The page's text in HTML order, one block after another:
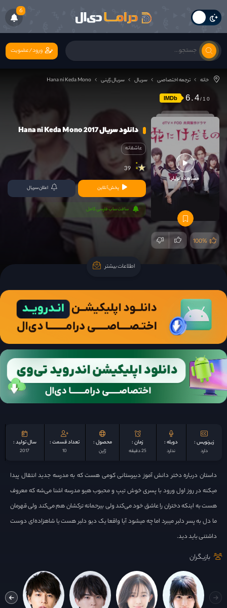
6
ورود/عضویت
خانه ترجمه اختصاصی سریال سریال ژاپنی Hana ni Keda Mono
IMDb 6.4
مشاهده تریلر
100%
دانلود سریال Hana ni Keda Mono 2017
عاشقانه
39
پخش آنلاین اعلان سریال
سافت ساب فارسی کامل
اطلاعات بیشتر
زیرنویس :
دارد
دوبله :
ندارد
زمان :
25 دقیقه
محصول :
ژاپن
تعداد قسمت :
10
سال تولید :
2017
داستان درباره دختر دانش آموز دبیرستانی کومی هست که به مدرسه جدید انتقال پیدا
میکنه در روز اول ورود با پسری خوش تیپ و محبوب هیو مدرسه اشنا می‌شه که معروف
هست به اینکه دختران را عاشق خود می‌کند ولی‌ بیرحمانه ترکشان هم می‌کند ولی‌ قهرمان
ما دل به پسر دلبر میبرد اما چه میشود آیا واقعا یک دیو دلبر هست یا شاهزاده‌ای دوست
داشتنی باید دید.
بازیگران